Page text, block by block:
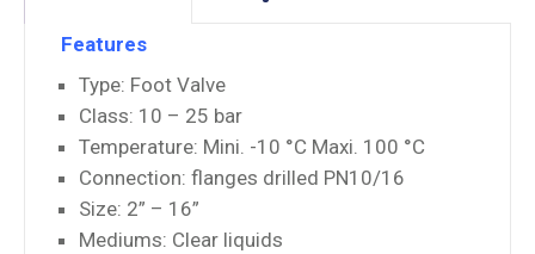
Features
Type: Foot Valve
Class: 10 – 25 bar
Temperature: Mini. -10 °C Maxi. 100 °C
Connection: flanges drilled PN10/16
Size: 2” – 16”
Mediums: Clear liquids